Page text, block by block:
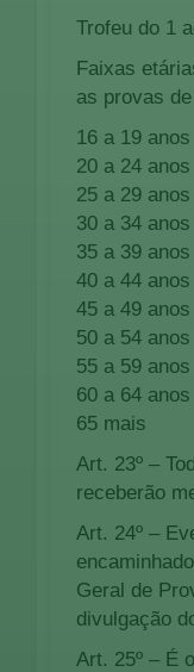
Trofeu do 1
Faixas
as provas
16 a 19 anos
20 a 24 anos
25 a 29 anos
30 a 34 anos
35 a 39 anos
40 a 44 anos
45 a 49 anos
50 a 54 anos
55 a 59 anos
60 a 64 anos
65 mais
Art. 23º –
receberão
Art. 24º –
Geral de
divulgação
Art. 25º – É